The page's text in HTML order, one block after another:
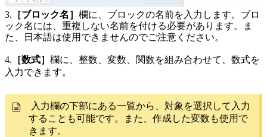
3. ［ブロック名］ 欄に、ブロックの名前を入力します。ブロ
ック名には、重複しない名前を付ける必要があります。ま
た、日本語は使用できませんのでご注意ください。
4. ［数式］ 欄に、整数、変数、関数を組み合わせて、数式を
入力できます。
入力欄の下部にある一覧から、対象を選択して入力
することも可能です。また、作成した変数も使用で
きます。